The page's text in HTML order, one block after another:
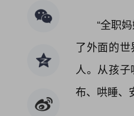
“全职
了外面的
人。从孩
布、哄睡、